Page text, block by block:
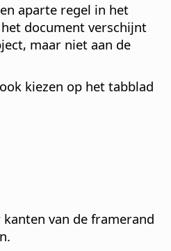
aparte regel in het
document verschijnt
maar niet aan de
kiezen op het tabblad
van de framerand